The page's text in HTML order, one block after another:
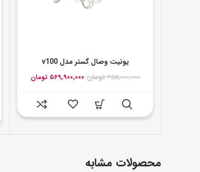
یونیت وصال گستر مدل v100
۶۵۵,۰۰۰,۰۰۰تومان قیمت
بود.
۵۶۹,۹۰۰,۰۰۰ تومان
محصولات مشابه